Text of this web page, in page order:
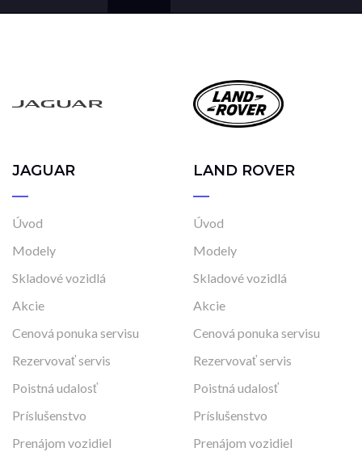
JAGUAR
Úvod
Modely
Skladové vozidlá
Akcie
Cenová ponuka servisu
Rezervovať servis
Poistná udalosť
Príslušenstvo
Prenájom vozidiel
LAND ROVER
Úvod
Modely
Skladové vozidlá
Akcie
Cenová ponuka servisu
Rezervovať servis
Poistná udalosť
Príslušenstvo
Prenájom vozidiel